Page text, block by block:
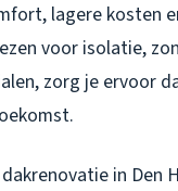
lagere kosten
voor isolatie,
zorg je ervoor
in Den